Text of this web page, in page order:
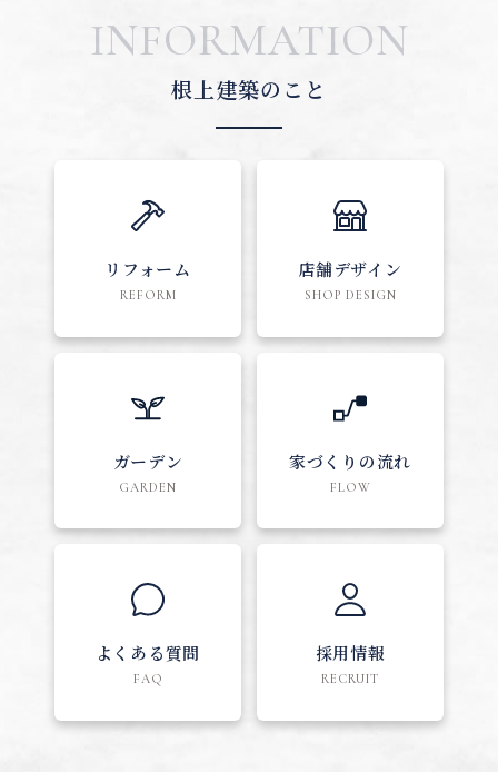
INFORMATION
根上建築のこと
リフォーム
REFORM
店舗デザイン
SHOP DESIGN
ガーデン
GARDEN
家づくりの流れ
FLOW
よくある質問
FAQ
採用情報
RECRUIT